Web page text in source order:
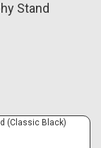
Alışverişe
Stand